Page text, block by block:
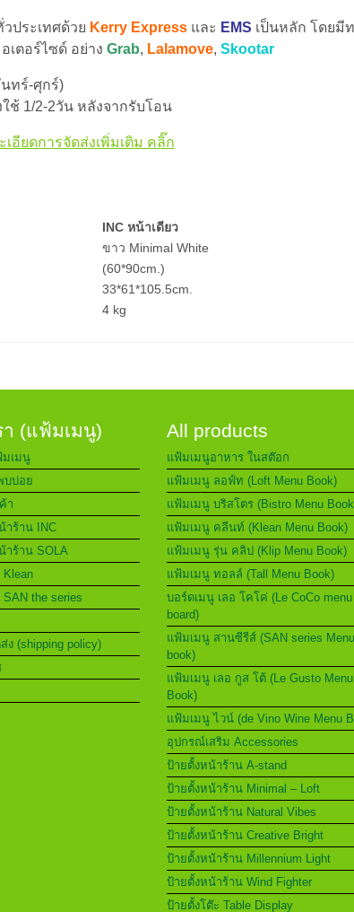
ประเทศด้วย Kerry Express และ EMS เป็นหลัก โดยมี
เตอร์ไซด์ อย่าง Grab, Lalamove, Skootar
ทร์-ศุกร์)
ช้ 1/2-2วัน หลังจากรับโอน
เอียดการจัดส่งเพิ่มเติม คลิ๊ก
INC หน้าเดียว
ขาว Minimal White
(60*90cm.)
33*61*105.5cm.
4 kg
า (แฟ้มเมนู)
เมนู
บบ่อย
า
าร้าน INC
าร้าน SOLA
the series
ง (shipping policy)
All products
แฟ้มเมนูอาหาร ในสต๊อก
แฟ้มเมนู ลอฟ์ท (Loft Menu Book)
แฟ้มเมนู บริสโตร (Bistro Menu
แฟ้มเมนู คลีนท์ (Klean Menu Book)
แฟ้มเมนู รุ่น คลิป (Klip Menu Book)
แฟ้มเมนู ทอลล์ (Tall Menu Book)
บอร์ดเมนู เลอ โคโค่ (Le CoCo menu
board)
แฟ้มเมนู สานซีรีส์ (SAN series Menu
book)
แฟ้มเมนู เลอ กูส โต้ (Le Gusto Menu
Book)
แฟ้มเมนู ไวน์ (de Vino Wine Menu
อุปกรณ์เสริม Accessories
ป้ายตั้งหน้าร้าน A-stand
ป้ายตั้งหน้าร้าน Minimal – Loft
ป้ายตั้งหน้าร้าน Natural Vibes
ป้ายตั้งหน้าร้าน Creative Bright
ป้ายตั้งหน้าร้าน Millennium Light
ป้ายตั้งหน้าร้าน Wind Fighter
ป้ายตั้งโต๊ะ Table Display